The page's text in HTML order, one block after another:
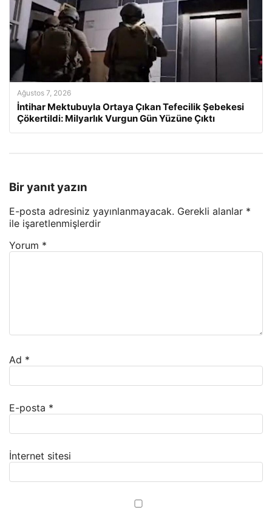
Ağustos 7, 2026
İntihar Mektubuyla Ortaya Çıkan Tefecilik Şebekesi
Çökertildi: Milyarlık Vurgun Gün Yüzüne Çıktı
Bir yanıt yazın
E-posta adresiniz yayınlanmayacak. Gerekli alanlar *
ile işaretlenmişlerdir
Yorum *
Ad *
E-posta *
İnternet sitesi